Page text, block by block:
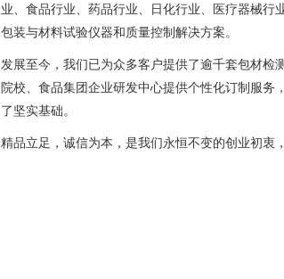
业、食品行业、药品行业、日化行业、医疗器械
包装与材料试验仪器和质量控制解决方案。
发展至今，我们已为众多客户提供了逾千套包材
院校、食品集团企业研发中心提供个性化订制服
了坚实基础。
精品立足，诚信为本，是我们永恒不变的创业初衷